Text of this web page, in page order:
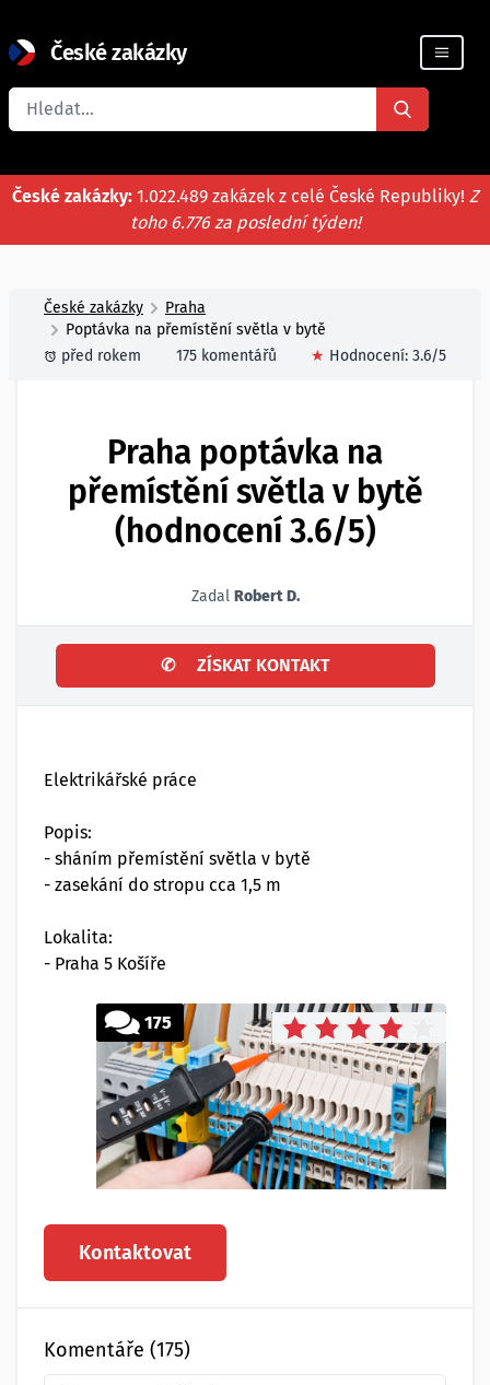
České zakázky
Registrace firmy
České zakázky: 1.022.489 zakázek z celé České Republiky! Z
toho 6.776 za poslední týden!
České zakázky
Praha
Poptávka na přemístění světla v bytě
před rokem
175 komentářů ★ Hodnocení: 3.6/5
Praha poptávka na
přemístění světla v bytě
(hodnocení 3.6/5)
Zadal Robert D.
✆ ZÍSKAT KONTAKT
Elektrikářské práce
Popis:
- sháním přemístění světla v bytě
- zasekání do stropu cca 1,5 m
Lokalita:
- Praha 5 Košíře
175
Kontaktovat
Komentáře (175)